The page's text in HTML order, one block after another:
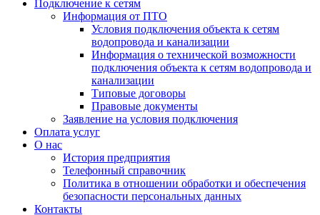
Подключение к сетям
Информация от ПТО
Условия подключения объекта к сетям
водопровода и канализации
Информация о технической возможности
подключения объекта к сетям водопровода и
канализации
Типовые договоры
Правовые документы
Заявление на условия подключения
Оплата услуг
О нас
История предприятия
Телефонный справочник
Политика в отношении обработки и обеспечения
безопасности персональных данных
Контакты